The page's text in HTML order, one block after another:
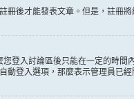
冊後才能發表文章。但是，註冊
您登入討論區後只能在一定的時間
動登入選項，那麼表示管理員已經